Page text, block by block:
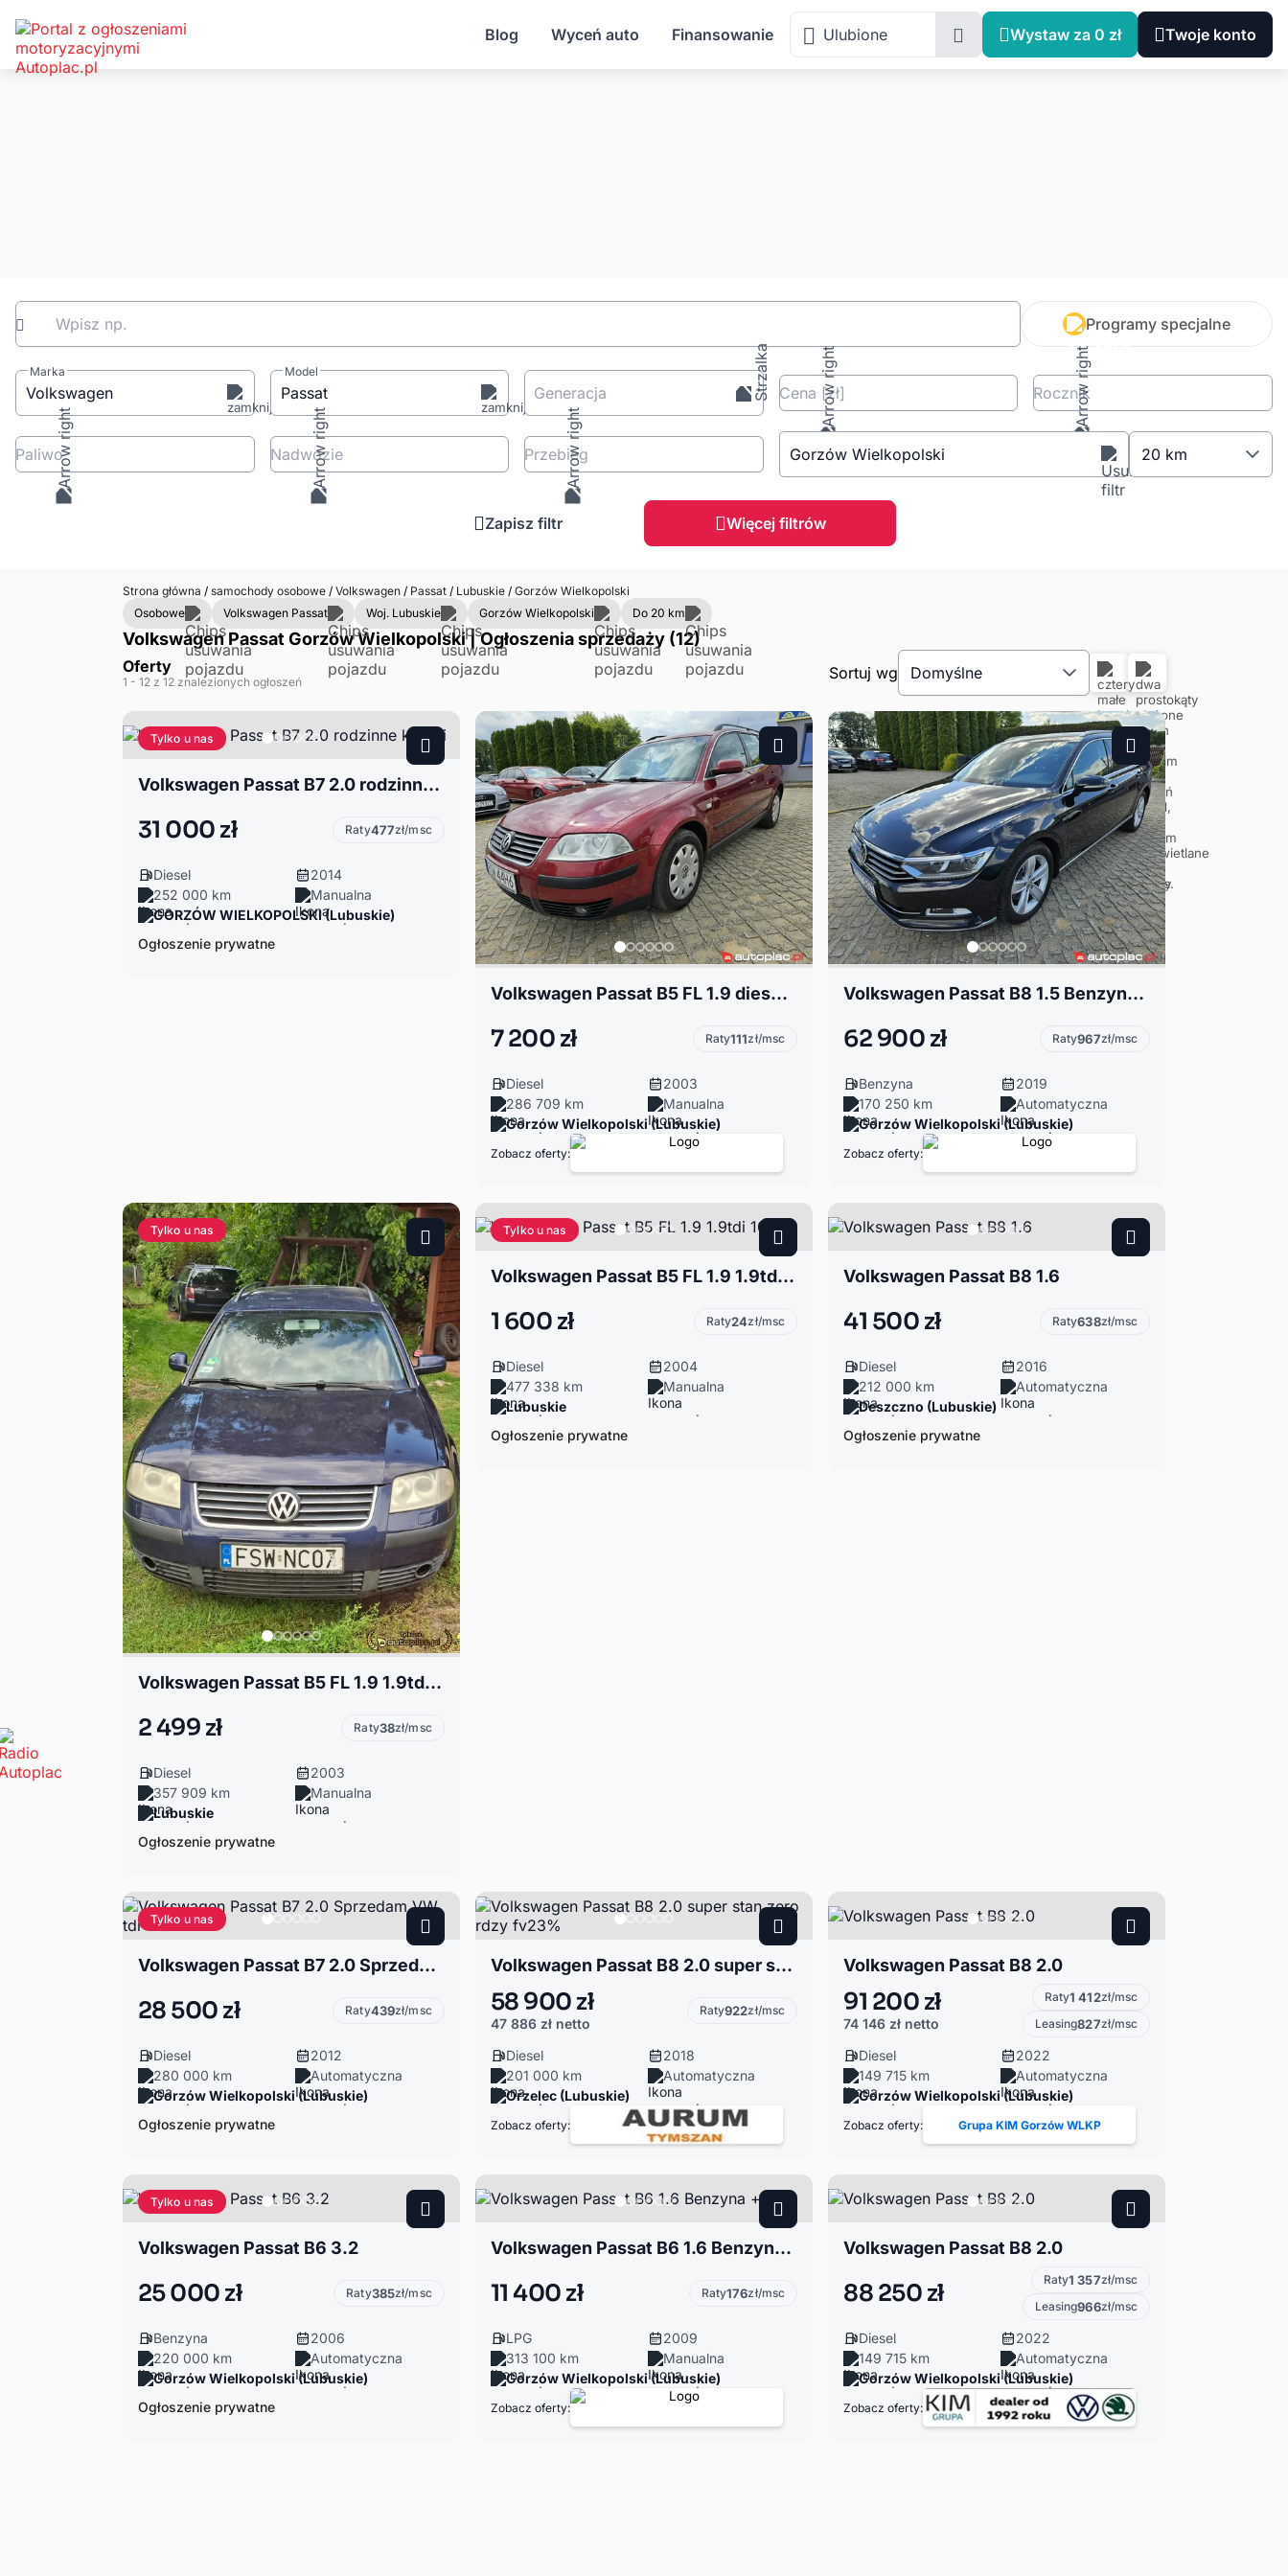
Blog Wyceń auto Finansowanie Ulubione Wystaw za 0 zł Twoje konto
Wpisz np. Programy specjalne
Marka
Volkswagen
Model
Passat Generacja Cena [zł] Rocznik
Paliwo Nadwozie Przebieg Gorzów Wielkopolski 20 km
Zapisz filtr Więcej filtrów
Strona główna /samochody osobowe /Volkswagen /Passat /Lubuskie /Gorzów Wielkopolski
Osobowe
Volkswagen Passat Woj. Lubuskie Gorzów Wielkopolski Do 20 km
Volkswagen Passat Gorzów Wielkopolski | Ogłoszenia sprzedaży (12)
Oferty
1 - 12 z 12 znalezionych ogłoszeń Sortuj wg Domyślne
Tylko u nas
Volkswagen Passat B7 2.0 rodzinne kombi
31 000 zł Raty477zł/msc
Diesel
2014
252 000 km
Manualna
GORZÓW WIELKOPOLSKI (Lubuskie)
Ogłoszenie prywatne
Volkswagen Passat B5 FL 1.9 diesel 101KM
7 200 zł Raty111zł/msc
Diesel
2003
286 709 km
Manualna
Gorzów Wielkopolski (Lubuskie)
Zobacz oferty:
Volkswagen Passat B8 1.5 Benzyna 150KM DSG highline
62 900 zł Raty967zł/msc
Benzyna
2019
170 250 km
Automatyczna
Gorzów Wielkopolski (Lubuskie)
Zobacz oferty:
Tylko u nas
Volkswagen Passat B5 FL 1.9 1.9tdi 101km
2 499 zł Raty38zł/msc
Diesel
2003
357 909 km
Manualna
Lubuskie
Ogłoszenie prywatne
Tylko u nas
Volkswagen Passat B5 FL 1.9 1.9tdi 101km
1 600 zł Raty24zł/msc
Diesel
2004
477 338 km
Manualna
Lubuskie
Ogłoszenie prywatne
Volkswagen Passat B8 1.6
41 500 zł Raty638zł/msc
Diesel
2016
212 000 km
Automatyczna
Deszczno (Lubuskie)
Ogłoszenie prywatne
Tylko u nas
Volkswagen Passat B7 2.0 Sprzedam VW tdi 170km
28 500 zł Raty439zł/msc
Diesel
2012
280 000 km
Automatyczna
Gorzów Wielkopolski (Lubuskie)
Ogłoszenie prywatne
Volkswagen Passat B8 2.0 super stan zero rdzy fv23%
58 900 zł
47 886 zł netto
Raty922zł/msc
Diesel
2018
201 000 km
Automatyczna
Orzelec (Lubuskie)
Zobacz oferty:
Volkswagen Passat B8 2.0
91 200 zł
74 146 zł netto
Raty1 412zł/msc
Leasing827zł/msc
Diesel
2022
149 715 km
Automatyczna
Gorzów Wielkopolski (Lubuskie)
Zobacz oferty: Grupa KIM Gorzów WLKP
Tylko u nas
Volkswagen Passat B6 3.2
25 000 zł Raty385zł/msc
Benzyna
2006
220 000 km
Automatyczna
Gorzów Wielkopolski (Lubuskie)
Ogłoszenie prywatne
Volkswagen Passat B6 1.6 Benzyna + LPG
11 400 zł Raty176zł/msc
LPG
2009
313 100 km
Manualna
Gorzów Wielkopolski (Lubuskie)
Zobacz oferty:
Volkswagen Passat B8 2.0
88 250 zł Raty1 357zł/msc
Leasing966zł/msc
Diesel
2022
149 715 km
Automatyczna
Gorzów Wielkopolski (Lubuskie)
Zobacz oferty: